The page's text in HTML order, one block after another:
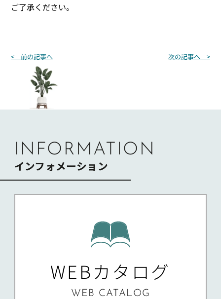
ご了承ください。
投
シ
< 前の記事へ 次の記事へ >
INFORMATION
インフォメーション
WEBカタログ
WEB CATALOG